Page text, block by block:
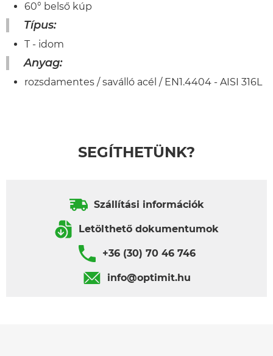
60° belső kúp
Típus:
T - idom
Anyag:
rozsdamentes / saválló acél / EN1.4404 - AISI 316L
SEGÍTHETÜNK?
Szállítási információk
Letölthető dokumentumok
+36 (30) 70 46 746
info@optimit.hu